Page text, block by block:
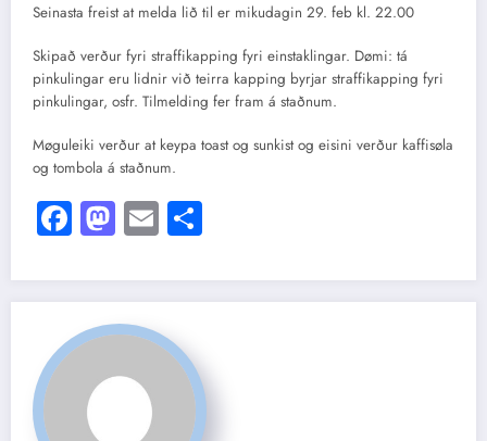
Seinasta freist at melda lið til er mikudagin 29. feb kl. 22.00
Skipað verður fyri straffikapping fyri einstaklingar. Dømi: tá
pinkulingar eru lidnir við teirra kapping byrjar straffikapping fyri
pinkulingar, osfr. Tilmelding fer fram á staðnum.
Møguleiki verður at keypa toast og sunkist og eisini verður kaffisøla
og tombola á staðnum.
Facebook
Mastodon
Email